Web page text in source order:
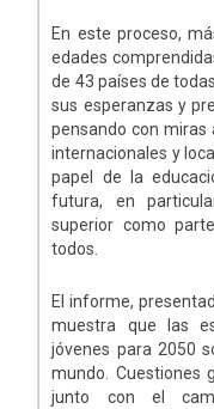
En este proceso,
edades
de 43 países de
sus esperanzas y
pensando con miras
internacionales y
papel de la
futura, en
superior como
todos.
El informe,
muestra que las
jóvenes para 2050
mundo. Cuestiones
junto con el